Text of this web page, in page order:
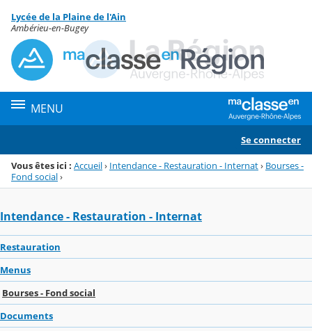
Menu de la rubrique
Contenu
Lycée de la Plaine de l'Ain
Ambérieu-en-Bugey
MENU
Se connecter
Vous êtes ici : Accueil› Intendance - Restauration - Internat› Bourses -
Fond social›
Intendance - Restauration - Internat
Restauration
Menus
Bourses - Fond social
Documents